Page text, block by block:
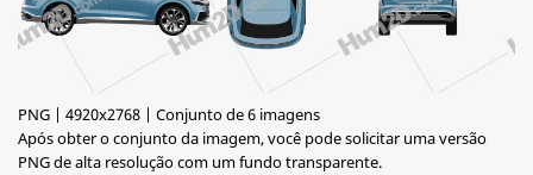
PNG | 4920x2768 | Conjunto de 6 imagens
Após obter o conjunto da imagem, você pode solicitar uma versão
PNG de alta resolução com um fundo transparente.